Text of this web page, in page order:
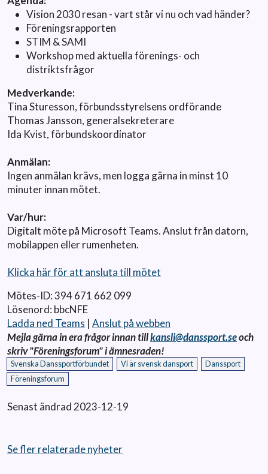
Vision 2030 resan - vart står vi nu och vad händer?
Föreningsrapporten
STIM & SAMI
Workshop med aktuella förenings- och
distriktsfrågor
Medverkande:
Tina Sturesson, förbundsstyrelsens ordförande
Thomas Jansson, generalsekreterare
Ida Kvist, förbundskoordinator
Anmälan:
Ingen anmälan krävs, men logga gärna in minst 10
minuter innan mötet.
Var/hur:
Digitalt möte på Microsoft Teams. Anslut från datorn,
mobilappen eller rumenheten.
Klicka här för att ansluta till mötet
Mötes-ID:394 671 662 099
Lösenord: bbcNFE
Ladda ned Teams | Anslut på webben
Mejla gärna in era frågor innan tillkansli@danssport.seoch
skriv "Föreningsforum" i ämnesraden!
Svenska Danssportförbundet Vi är svensk dansport
Danssport
Föreningsforum
Senast ändrad 2023-12-19
Se fler relaterade nyheter